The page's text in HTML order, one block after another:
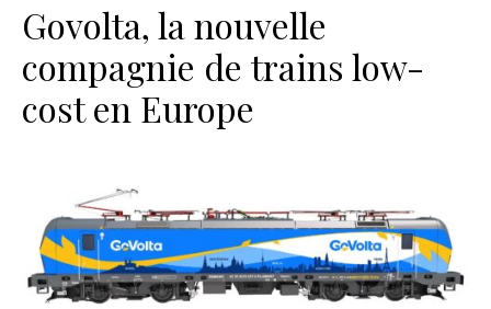
Govolta, la nouvelle
compagnie de trains low-
cost en Europe